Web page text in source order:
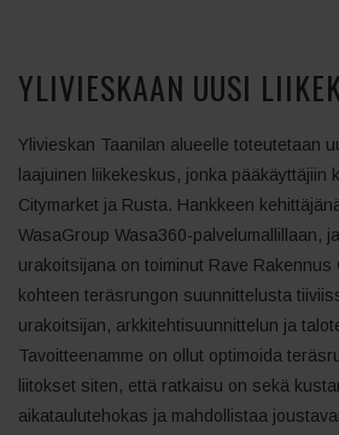
YLIVIESKAAN UUSI
Ylivieskan Taanilan alueelle toteutetaan
laajuinen liikekeskus, jonka pääkäyttäjiin
Citymarket ja Rusta. Hankkeen
WasaGroup Wasa360-palvelumallillaan,
urakoitsijana on toiminut Rave Rakennus
kohteen teräsrungon suunnittelusta
urakoitsijan, arkkitehtisuunnittelun ja
Tavoitteenamme on ollut optimoida
liitokset siten, että ratkaisu on sekä
aikataulutehokas ja mahdollistaa